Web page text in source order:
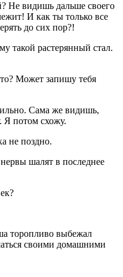
Не видишь дальше своего
И как ты только все
до сих пор?!
растерянный стал.
Может запишу тебя
Сама же видишь,
Я потом схожу.
не поздно.
шалят в последнее
торопливо выбежал
своими домашними